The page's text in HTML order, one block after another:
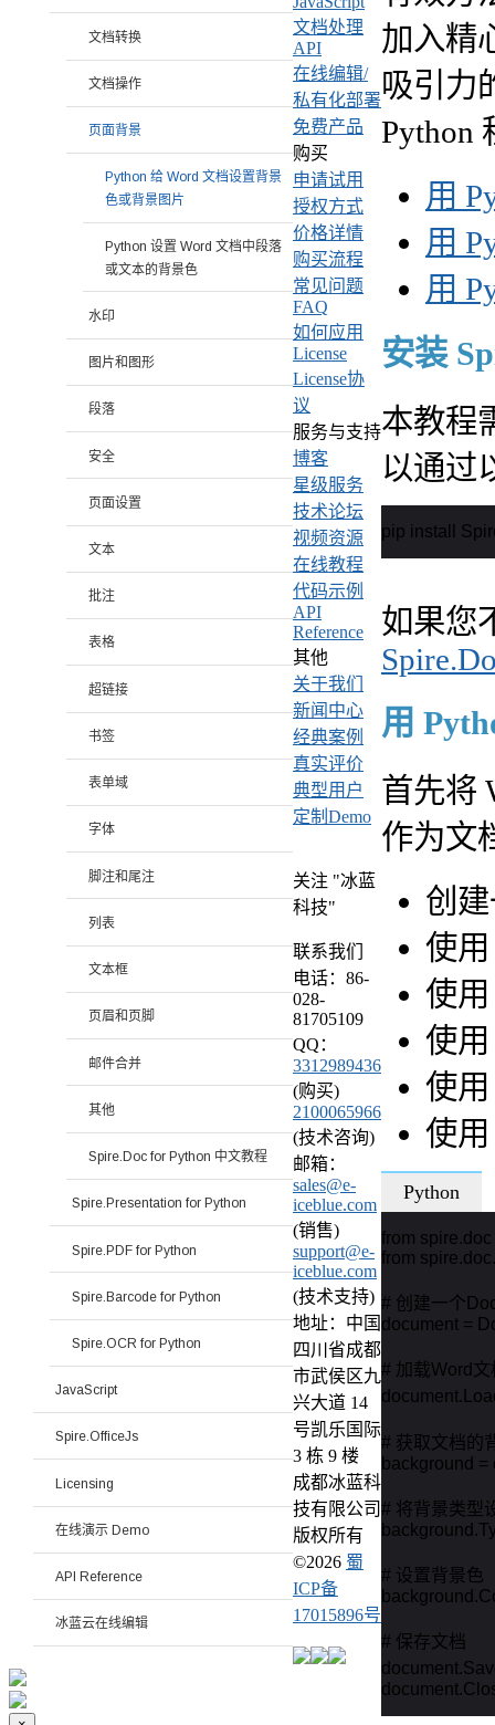
加入精
吸引力
Python
用
用
用
安装
本教程
以通过
pip install
如果您
用
首先将
作为文
创
使
使
使
使
使
Python
from
from
# 创建一个
document =
# 加载Word文
# 获取文档的
background
# 将背景类型
# 设置背景色
# 保存文档
文档转换
文档操作
页面背景
Python 给 Word 文档设置背景
色或背景图片
Python 设置 Word 文档中段落
或文本的背景色
水印
图片和图形
段落
安全
页面设置
文本
批注
表格
超链接
书签
表单域
字体
脚注和尾注
列表
文本框
页眉和页脚
邮件合并
其他
Spire.Doc for Python 中文教程
Spire.Presentation for Python
Spire.PDF for Python
Spire.Barcode for Python
Spire.OCR for Python
JavaScript
Spire.OfficeJs
Licensing
在线演示 Demo
API Reference
冰蓝云在线编辑
文档处理
API
在线编辑/
私有化部署
免费产品
购买
申请试用
授权方式
价格详情
购买流程
常见问题
FAQ
如何应用
License
License协
议
服务与支持
博客
星级服务
技术论坛
视频资源
在线教程
代码示例
API
Reference
其他
关于我们
新闻中心
经典案例
真实评价
典型用户
定制Demo
关注 "冰蓝
科技"
联系我们
电话：86-
028-
81705109
QQ：
3312989436
(购买)
2100065966
(技术咨询)
邮箱：
sales@e-
iceblue.com
(销售)
support@e-
iceblue.com
(技术支持)
地址：中国
四川省成都
市武侯区九
兴大道 14
号凯乐国际
3 栋 9 楼
成都冰蓝科
技有限公司
版权所有
©2026 蜀
ICP备
17015896号